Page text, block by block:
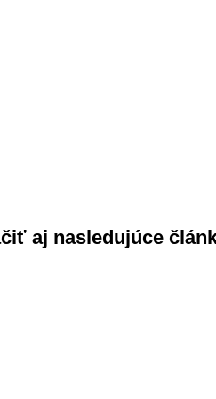
aj nasledujúce